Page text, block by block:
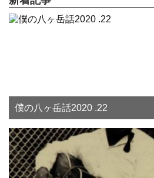
僕の八ヶ岳話2020 .22